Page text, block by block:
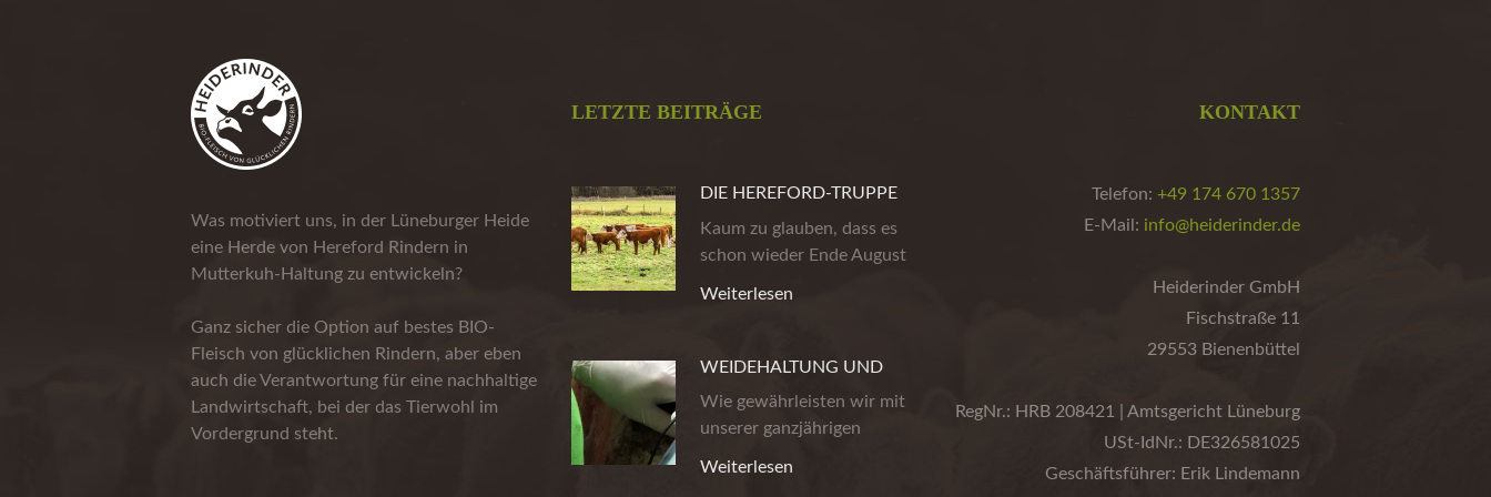
Was motiviert uns, in der Lüneburger Heide
eine Herde von Hereford Rindern in
Mutterkuh-Haltung zu entwickeln?
Ganz sicher die Option auf bestes BIO-
Fleisch von glücklichen Rindern, aber eben
auch die Verantwortung für eine nachhaltige
Landwirtschaft, bei der das Tierwohl im
Vordergrund steht.
LETZTE BEITRÄGE
DIE HEREFORD-TRUPPE
AUS DER HEIDE
Kaum zu glauben, dass es
schon wieder Ende August
Weiterlesen
WEIDEHALTUNG UND
PRODUKTSICHERHEIT
Wie gewährleisten wir mit
unserer ganzjährigen
Weiterlesen
KONTAKT
Telefon: +49 174 670 1357
E-Mail: info@heiderinder.de
Heiderinder GmbH
Fischstraße 11
29553 Bienenbüttel
RegNr.: HRB 208421 | Amtsgericht Lüneburg
USt-IdNr.: DE326581025
Geschäftsführer: Erik Lindemann